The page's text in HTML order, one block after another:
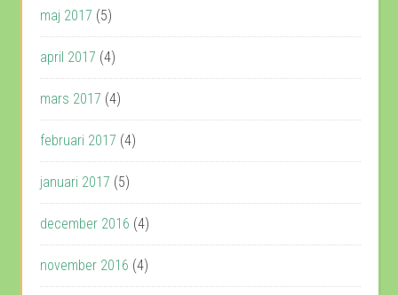
maj 2017 (5)
april 2017 (4)
mars 2017 (4)
februari 2017 (4)
januari 2017 (5)
december 2016 (4)
november 2016 (4)